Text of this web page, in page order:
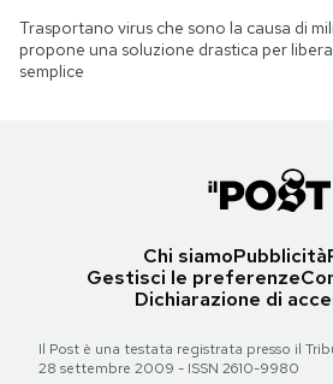
Trasportano virus che sono la causa di
propone una soluzione drastica per
semplice
Chi siamoPubblicità
Gestisci le preferenze
Dichiarazione di
Il Post è una testata registrata presso il
28 settembre 2009 - ISSN 2610-9980